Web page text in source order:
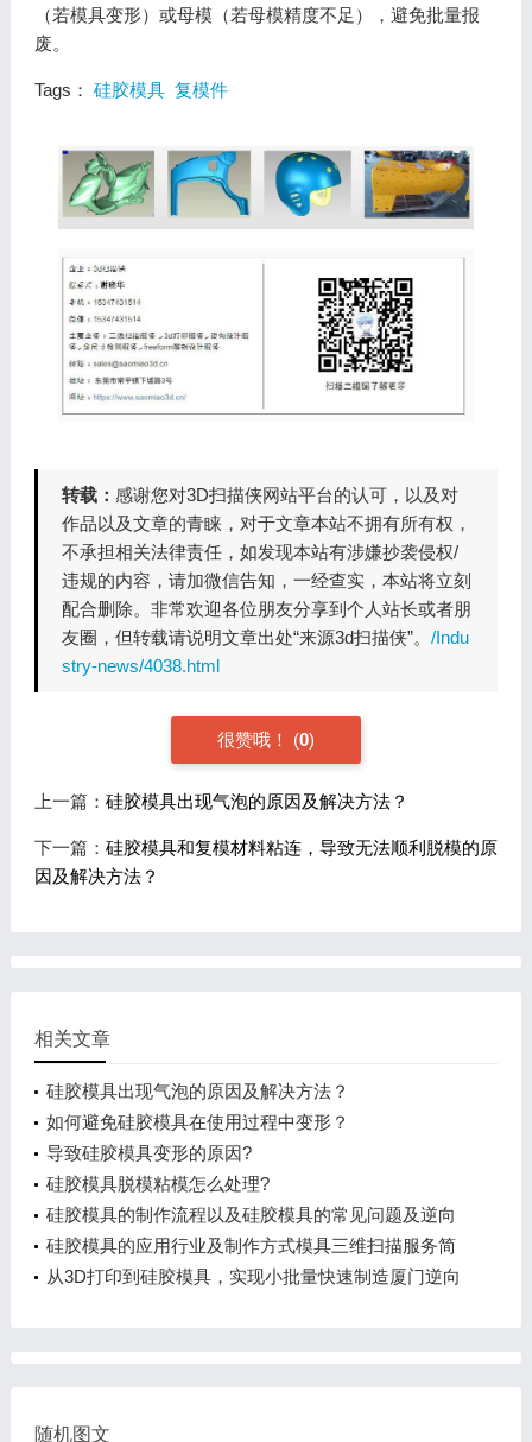
（若模具变形）或母模（若母模精度不足），避免批量报
废。
Tags： 硅胶模具 复模件
转载： 感谢您对3D扫描侠网站平台的认可，以及对
作品以及文章的青睐，对于文章本站不拥有所有权，
不承担相关法律责任，如发现本站有涉嫌抄袭侵权/
违规的内容，请加微信告知，一经查实，本站将立刻
配合删除。非常欢迎各位朋友分享到个人站长或者朋
友圈，但转载请说明文章出处“来源3d扫描侠”。 /Indu
stry-news/4038.html
很赞哦！ (0)
上一篇： 硅胶模具出现气泡的原因及解决方法？
下一篇： 硅胶模具和复模材料粘连，导致无法顺利脱模的原
因及解决方法？
相关文章
硅胶模具出现气泡的原因及解决方法？
如何避免硅胶模具在使用过程中变形？
导致硅胶模具变形的原因?
硅胶模具脱模粘模怎么处理?
硅胶模具的制作流程以及硅胶模具的常见问题及逆向
造型
硅胶模具的应用行业及制作方式模具三维扫描服务简
介
从3D打印到硅胶模具，实现小批量快速制造厦门逆向
随机图文